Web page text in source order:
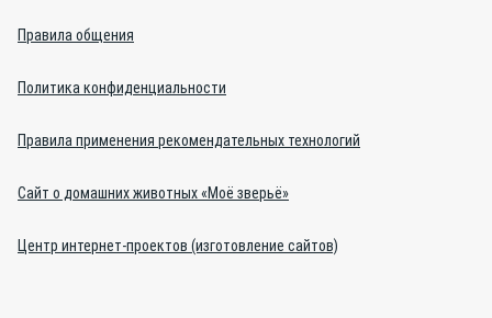
Правила общения
Политика конфиденциальности
Правила применения рекомендательных технологий
Сайт о домашних животных «Моё зверьё»
Центр интернет-проектов (изготовление сайтов)